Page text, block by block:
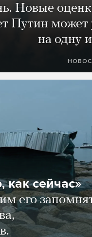
Новые
Путин
на одну
как сейчас»
его